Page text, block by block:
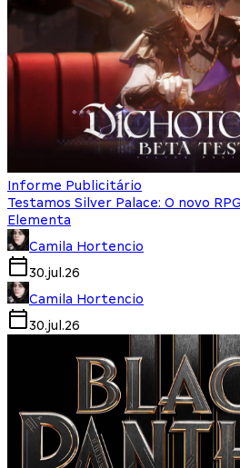
Informe Publicitário
Testamos Silver Palace: O novo
Elementa
Camila Hortencio
30.jul.26
Camila Hortencio
30.jul.26